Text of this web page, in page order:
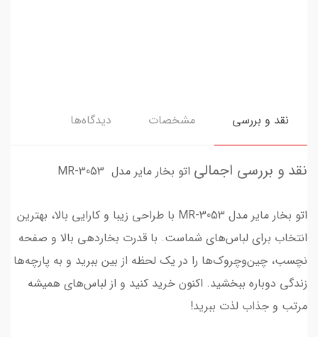
نقد و بررسی مشخصات دیدگاه‌ها
نقد و بررسی اجمالی اتو بخار مایر مدل MR-3053
اتو بخار مایر مدل MR-3053 با طراحی زیبا و کارایی بالا، بهترین
انتخاب برای لباس‌های شماست. با قدرت بخاردهی بالا و صفحه
نچسب، چین‌وچروک‌ها را در یک لحظه از بین ببرید و به پارچه‌ها
زندگی دوباره ببخشید. اکنون خرید کنید و از لباس‌های همیشه
مرتب و جذاب لذت ببرید!